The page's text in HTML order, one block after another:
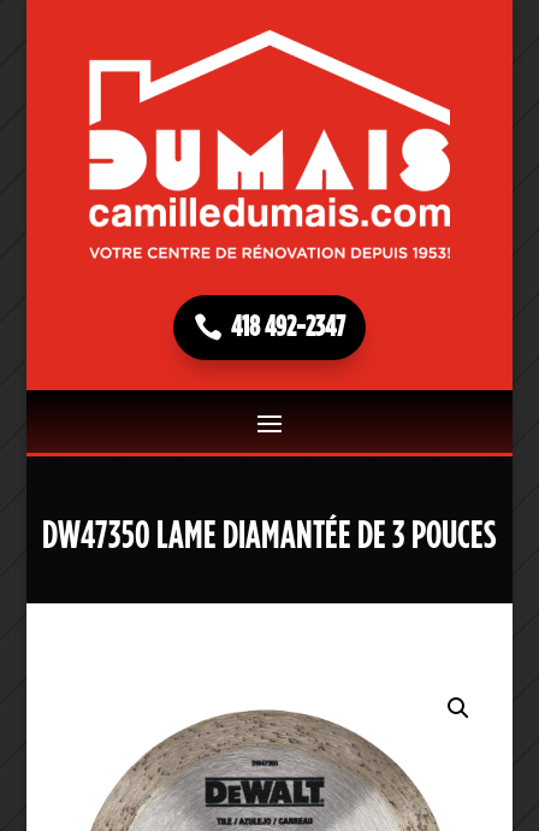
418 492-2347
DW47350 LAME DIAMANTÉE DE 3 POUCES